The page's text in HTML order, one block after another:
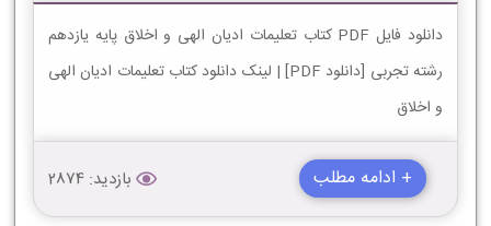
دانلود فایل PDF کتاب تعلیمات ادیان الهی و اخلاق پایه یازدهم
رشته تجربی [دانلود PDF] | لینک دانلود کتاب تعلیمات ادیان الهی
و اخلاق
+ ادامه مطلب بازدید: 2874